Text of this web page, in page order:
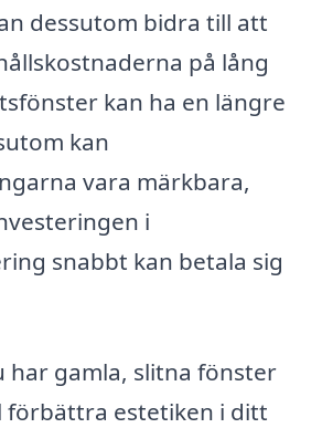
dessutom bidra till att
på lång
kan ha en längre
kan
vara märkbara,
i
snabbt kan betala sig
har gamla, slitna fönster
förbättra estetiken i ditt